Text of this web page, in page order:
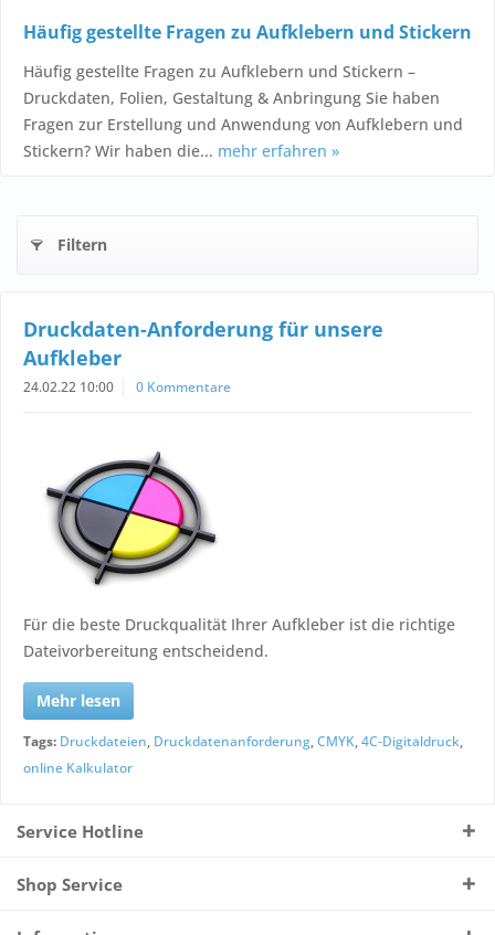
Häufig gestellte Fragen zu Aufklebern und Stickern
Häufig gestellte Fragen zu Aufklebern und Stickern –
Druckdaten, Folien, Gestaltung & Anbringung Sie haben
Fragen zur Erstellung und Anwendung von Aufklebern und
Stickern? Wir haben die... mehr erfahren »
Filtern
Druckdaten-Anforderung für unsere
Aufkleber
24.02.22 10:00 0 Kommentare
Für die beste Druckqualität Ihrer Aufkleber ist die richtige
Dateivorbereitung entscheidend.
Mehr lesen
Tags: Druckdateien, Druckdatenanforderung,CMYK,4C-Digitaldruck,
online Kalkulator
Service Hotline
Shop Service